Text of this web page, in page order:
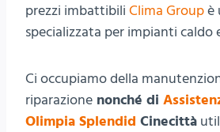
prezzi imbattibili Clima Groupè
specializzata per impianti caldo
Ci occupiamo della
riparazione nonché di
Olimpia Splendid Cinecittà